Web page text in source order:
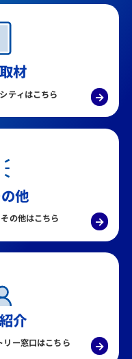
材
ティはこちら →
他
の他はこちら →
介
リー窓口はこちら →